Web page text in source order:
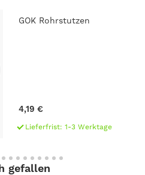
GOK Rohrstutzen
4,19 €
Lieferfrist: 1-3 Werktage
gefallen